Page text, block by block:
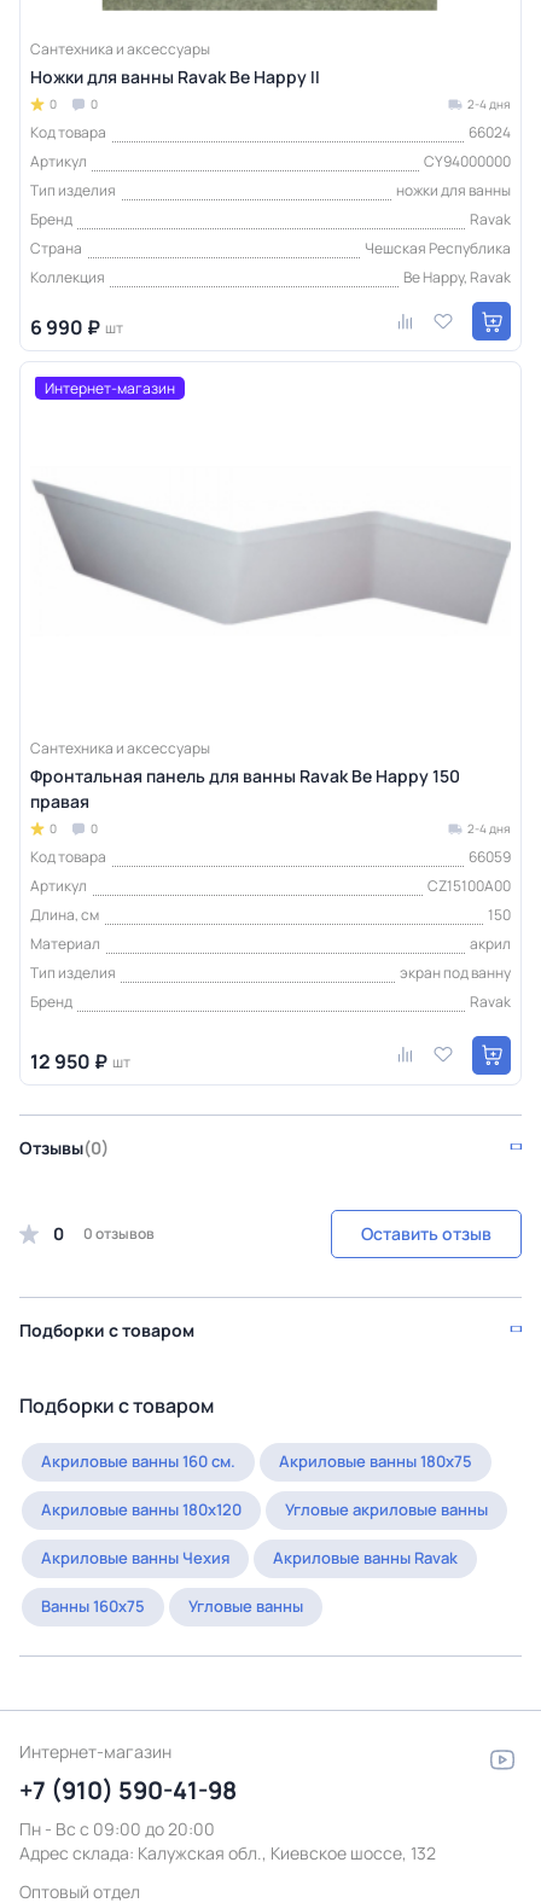
Сантехника и аксессуары
Ножки для ванны Ravak Be Happy II
0 0 2-4 дня
Код товара
66024
Артикул
CY94000000
Тип изделия
ножки для ванны
Бренд
Ravak
Страна
Чешская Республика
Коллекция
Be Happy, Ravak
6 990 ₽ шт
Интернет-магазин
Сантехника и аксессуары
Фронтальная панель для ванны Ravak Be Happy 150
правая
0 0 2-4 дня
Код товара
66059
Артикул
CZ15100A00
Длина, см
150
Материал
акрил
Тип изделия
экран под ванну
Бренд
Ravak
12 950 ₽ шт
Отзывы(0)
0 0 отзывов Оставить отзыв
Подборки с товаром
Подборки с товаром
Акриловые ванны 160 см. Акриловые ванны 180х75
Акриловые ванны 180х120 Угловые акриловые ванны
Акриловые ванны Чехия Акриловые ванны Ravak
Ванны 160х75 Угловые ванны
Интернет-магазин
+7 (910) 590-41-98
Пн - Вс с 09:00 до 20:00
Адрес склада: Калужская обл., Киевское шоссе, 132
Оптовый отдел